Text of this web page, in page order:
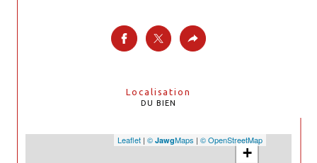
Localisation
DU BIEN
+
Leaflet | © JawgMaps | © OpenStreetMap